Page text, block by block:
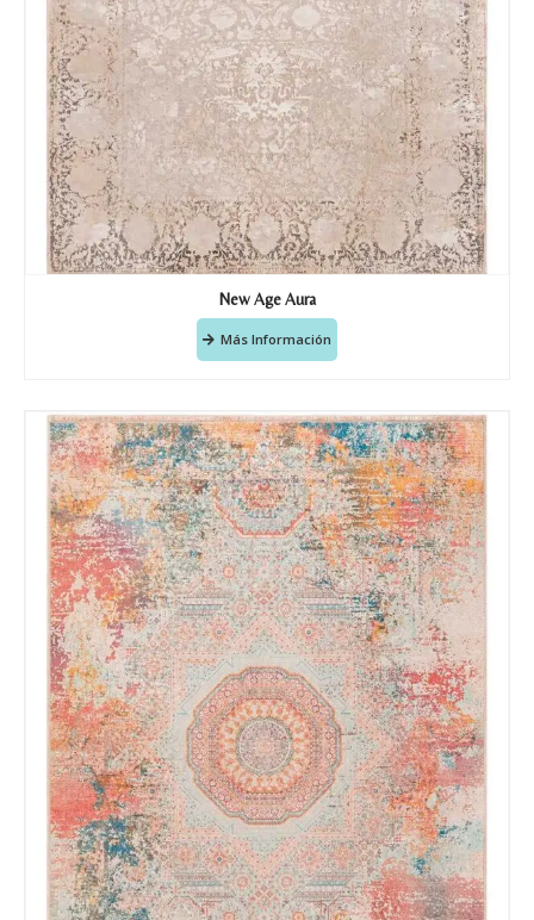
New Age Aura
Más Información
Nombre y apellido
Teléfono
Tu mensaje.
Nombre y Referencia del producto*
Acuerdo RGPD*
Doy mi consentimiento para que
esta web almacene la
información que envío para que
puedan responder a mi petición.
Recibir mi oferta